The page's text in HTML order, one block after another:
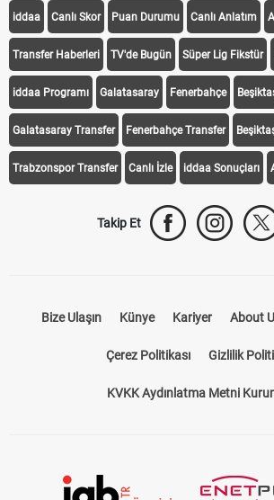
iddaa Canlı Skor Puan Durumu Canlı Anlatım
Transfer Haberleri TV'de Bugün Süper Lig Fikstür
iddaa Programı Galatasaray Fenerbahçe
Galatasaray Transfer Fenerbahçe Transfer
Trabzonspor Transfer Canlı İzle iddaa Sonuçları
Takip Et
Bize Ulaşın Künye Kariyer About
Çerez Politikası Gizlilik
KVKK Aydınlatma Metni